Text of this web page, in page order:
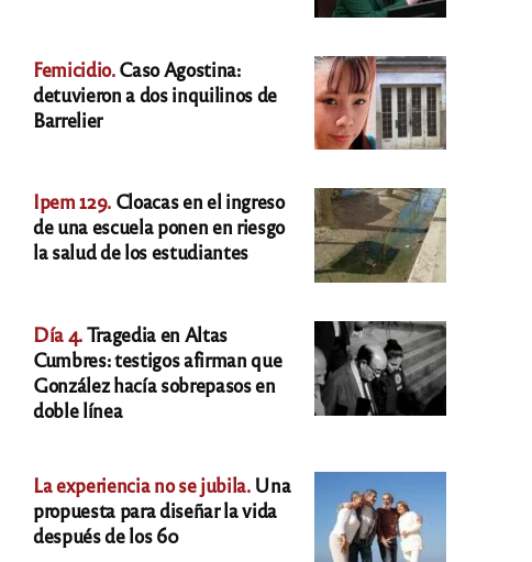
Femicidio.Caso Agostina:
detuvieron a dos inquilinos de
Barrelier
Ipem 129. Cloacas en el ingreso
de una escuela ponen en riesgo
la salud de los estudiantes
Día 4.Tragedia en Altas
Cumbres: testigos afirman que
González hacía sobrepasos en
doble línea
La experiencia no se jubila.Una
propuesta para diseñar la vida
después de los 60